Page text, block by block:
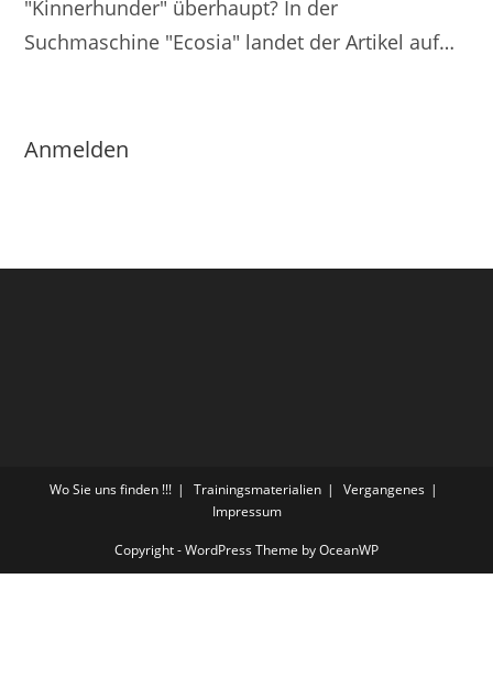
"Kinnerhunder" überhaupt? In der
Suchmaschine "Ecosia" landet der Artikel auf…
Anmelden
Wo Sie uns finden !!! Trainingsmaterialien
Vergangenes
Impressum
Copyright - WordPress Theme by OceanWP